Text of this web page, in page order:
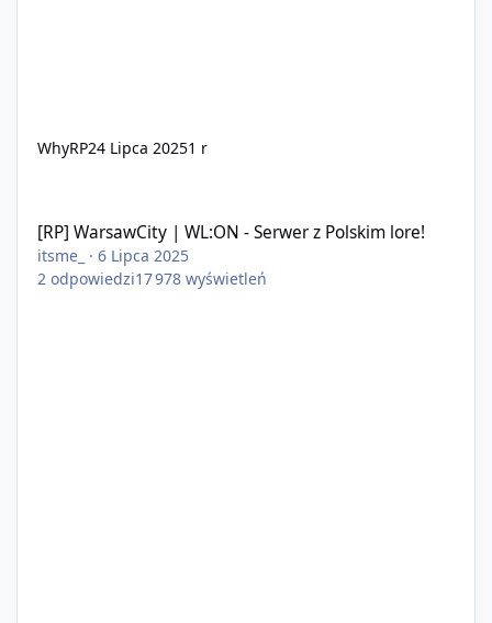
WhyRP24 Lipca 20251 r
[RP] WarsawCity | WL:ON - Serwer z Polskim lore!
itsme_ ·6 Lipca 2025
2 odpowiedzi17 978 wyświetleń